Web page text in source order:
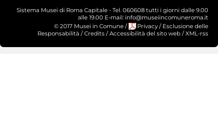
Sistema Musei di Roma Capitale - Tel. 060608 tutti i giorni dalle 9.00
alle 19.00 E-mail: info@museiincomuneroma.it
© 2017 Musei in Comune / Privacy / Esclusione delle
Responsabilità /Credits /Accessibilità del sito web /XML-rss